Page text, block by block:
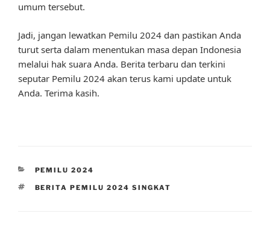
umum tersebut.
Jadi, jangan lewatkan Pemilu 2024 dan pastikan Anda
turut serta dalam menentukan masa depan Indonesia
melalui hak suara Anda. Berita terbaru dan terkini
seputar Pemilu 2024 akan terus kami update untuk
Anda. Terima kasih.
CATEGORIES
PEMILU 2024
TAGS
BERITA PEMILU 2024 SINGKAT